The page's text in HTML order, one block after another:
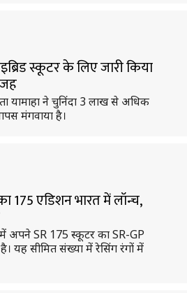
स्कूटर के लिए जारी किया
यामाहा ने चुनिंदा 3 लाख से अधिक
मंगवाया है।
175 एडिशन भारत में लॉन्च,
में अपने SR 175 स्कूटर का SR-GP
यह सीमित संख्या में रेसिंग रंगों में